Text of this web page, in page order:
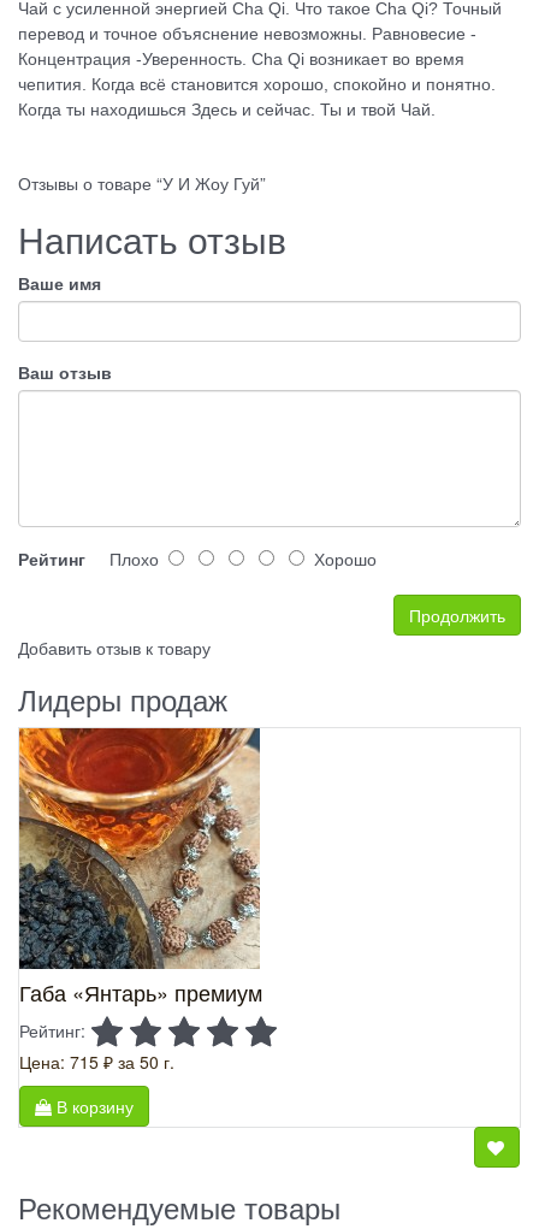
Чай с усиленной энергией Cha Qi. Что такое Cha Qi? Точный
перевод и точное объяснение невозможны. Равновесие -
Концентрация -Уверенность. Cha Qi возникает во время
чепития. Когда всё становится хорошо, спокойно и понятно.
Когда ты находишься Здесь и сейчас. Ты и твой Чай.
Отзывы о товаре “У И Жоу Гуй”
Написать отзыв
Ваше имя
Ваш отзыв
Рейтинг Плохо Хорошо
Продолжить
Добавить отзыв к товару
Лидеры продаж
Габа «Янтарь» премиум
Рейтинг:
Цена: 715 ₽ за 50 г.
В корзину
Рекомендуемые товары